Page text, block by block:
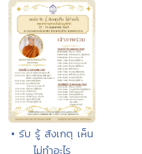
• รับ รู้ สังเกตุ เห็น
ไม่ทำอะไร